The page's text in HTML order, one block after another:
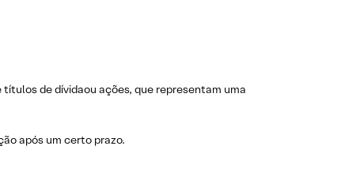
de dívidaou ações, que representam uma
após um certo prazo.